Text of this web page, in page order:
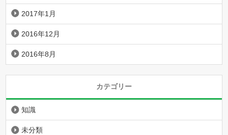
2017年1月
2016年12月
2016年8月
カテゴリー
知識
未分類